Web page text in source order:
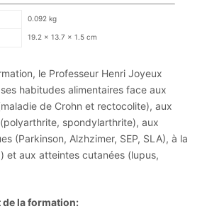
0.092 kg
19.2 × 13.7 × 1.5 cm
le Professeur Henri Joyeux
habitudes alimentaires face aux
de Crohn et rectocolite), aux
spondylarthrite), aux
(Parkinson, Alzhzimer, SEP, SLA), à la
aux atteintes cutanées (lupus,
la formation: